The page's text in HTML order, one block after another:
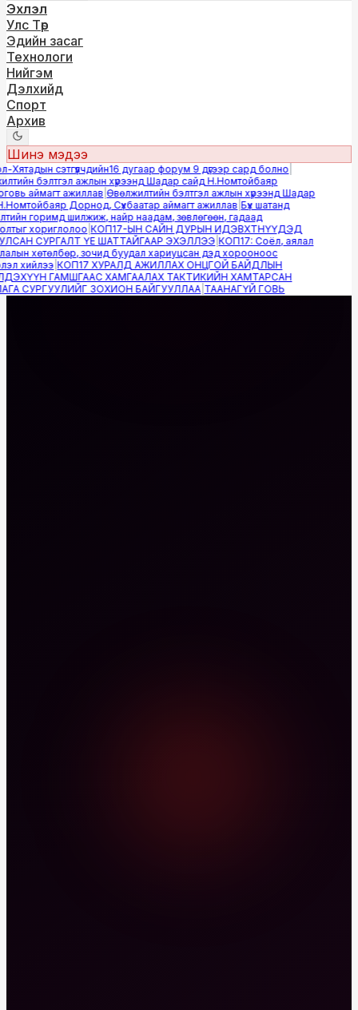
Эхлэл
Улс Төр
Эдийн засаг
Технологи
Нийгэм
Дэлхийд
Спорт
Архив
Шинэ мэдээ
сэтгүүлчдийн16 дугаар форум 9 дүгээр сард болно|
бэлтгэл ажлын хүрээнд Шадар сайд Н.Номтойбаяр
аймагт ажиллав|Өвөлжилтийн бэлтгэл ажлын хүрээнд Шадар
Дорнод, Сүхбаатар аймагт ажиллав|Бүх шатанд
горимд шилжиж, найр наадам, зөвлөгөөн, гадаад
хориглолоо|КОП17-ЫН САЙН ДУРЫН ИДЭВХТНҮҮДЭД
СУРГАЛТ ҮЕ ШАТТАЙГААР ЭХЭЛЛЭЭ|КОП17: Соёл, аялал
хөтөлбөр, зочид буудал хариуцсан дэд хорооноос
хийлээ|КОП17 ХУРАЛД АЖИЛЛАХ ОНЦГОЙ БАЙДЛЫН
ГАМШГААС ХАМГААЛАХ ТАКТИКИЙН ХАМТАРСАН
СУРГУУЛИЙГ ЗОХИОН БАЙГУУЛЛАА|ТААНАГҮЙ ГОВЬ